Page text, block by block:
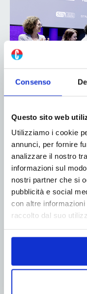
Consenso
Questo sito web
Utilizziamo i cookie
annunci, per fornire
analizzare il nostro
informazioni sul
nostri partner che si
pubblicità e social
con altre
raccolto dal suo
19 Maggio 2026
Il packaging oggi
contenitore:
linguaggio
brand e persone,
valori ed
One More...